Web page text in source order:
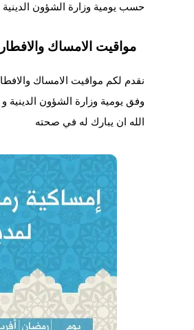
حسب يومية وزارة الشؤون الدينية
مواقيت الامساك والافطار
نقدم لكم مواقيت الامساك
وفق يومية وزارة الشؤون الدينية
الله ان يبارك له في صحته